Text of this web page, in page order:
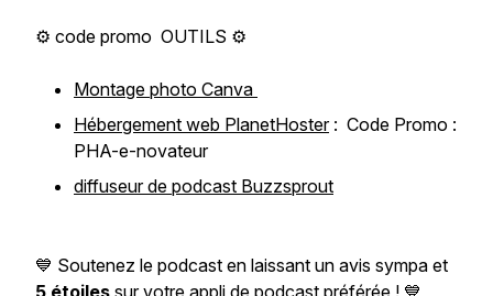
⚙️ code promo OUTILS ⚙️
Montage photo Canva
Hébergement web PlanetHoster: Code Promo :
PHA-e-novateur
diffuseur de podcast Buzzsprout
💙 Soutenez le podcast en laissant un avis sympa et
5 étoiles sur votre appli de podcast préférée ! 💙